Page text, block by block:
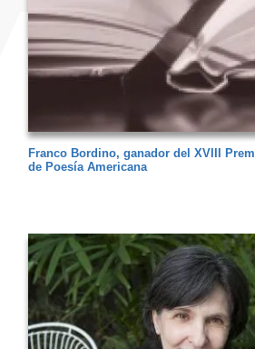
Franco Bordino, ganador del XVIII
de Poesía Americana